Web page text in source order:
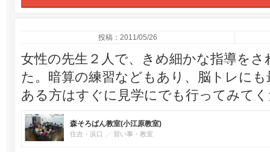
投稿：2011/05/26
女性の先生２人で、きめ細かな指導を
た。暗算の練習などもあり、脳トレに
ある方はすぐに見学にでも行ってみて
森そろばん教室(小江原教室)
住吉・浜口 習い事・教室